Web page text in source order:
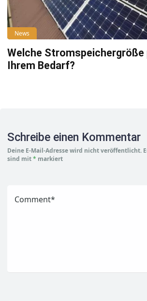
News
Welche Stromspeichergröße
Ihrem Bedarf?
Schreibe einen Kommentar
Deine E-Mail-Adresse wird nicht veröffentlicht.
sind mit* markiert